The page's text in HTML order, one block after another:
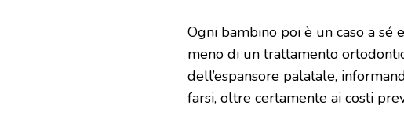
Ogni bambino poi è un caso a sé
meno di un trattamento
dell’espansore palatale,
farsi, oltre certamente ai costi